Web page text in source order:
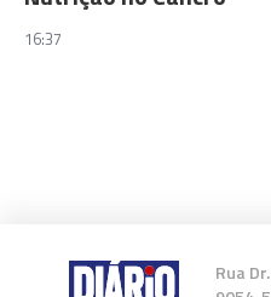
16:37
Rua